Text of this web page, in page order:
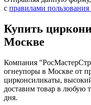
с правилами пользования
Купить
Москве
Компания
огнеупоры в Москве от
цирконсиликаты,
доставим товар в любую
дня.